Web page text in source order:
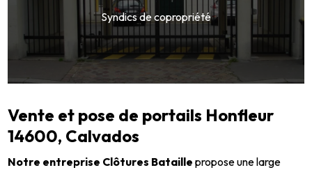
Syndics de copropriété
Vente et pose de portails Honfleur
14600, Calvados
Notre entreprise Clôtures Bataille propose une large